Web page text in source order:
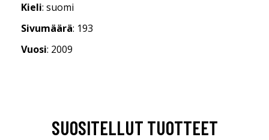
Kieli: suomi
Sivumäärä: 193
Vuosi: 2009
SUOSITELLUT TUOTTEET